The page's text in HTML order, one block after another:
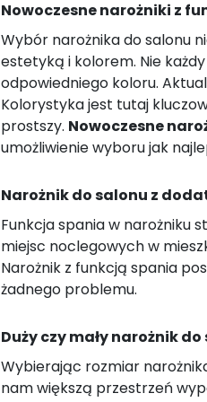
Nowoczesne narożniki z
Wybór narożnika do salonu
estetyką i kolorem. Nie
odpowiedniego koloru.
Kolorystyka jest tutaj
prostszy. Nowoczesne
umożliwienie wyboru jak
Narożnik do salonu z
Funkcja spania w narożniku
miejsc noclegowych w
Narożnik z funkcją spania
żadnego problemu.
Duży czy mały narożnik
Wybierając rozmiar
nam większą przestrzeń